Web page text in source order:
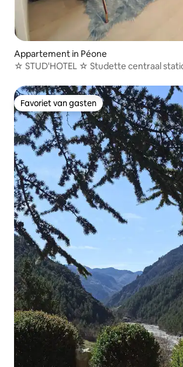
Appartement in Péone
☆ STUD'HOTEL ☆ Studette centraal
Favoriet van gasten
Favoriet van gasten